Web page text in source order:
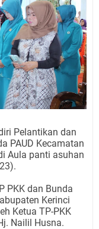
Pelantikan dan
PAUD Kecamatan
Aula panti asuhan
PKK dan Bunda
Kerinci
Ketua TP-PKK
Nailil Husna.